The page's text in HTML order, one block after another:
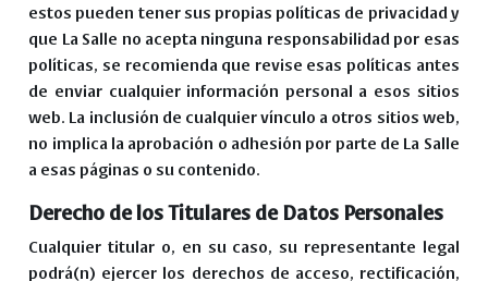
estos pueden tener sus propias políticas de privacidad y
que La Salle no acepta ninguna responsabilidad por esas
políticas, se recomienda que revise esas políticas antes
de enviar cualquier información personal a esos sitios
web. La inclusión de cualquier vínculo a otros sitios web,
no implica la aprobación o adhesión por parte de La Salle
a esas páginas o su contenido.
Derecho de los Titulares de Datos Personales
Cualquier titular o, en su caso, su representante legal
podrá(n) ejercer los derechos de acceso, rectificación,